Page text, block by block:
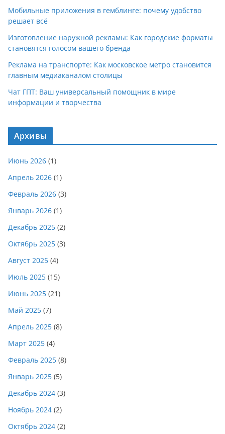
Мобильные приложения в гемблинге: почему удобство
решает всё
Изготовление наружной рекламы: Как городские форматы
становятся голосом вашего бренда
Реклама на транспорте: Как московское метро становится
главным медиаканалом столицы
Чат ГПТ: Ваш универсальный помощник в мире
информации и творчества
Архивы
Июнь 2026 (1)
Апрель 2026 (1)
Февраль 2026 (3)
Январь 2026 (1)
Декабрь 2025 (2)
Октябрь 2025 (3)
Август 2025 (4)
Июль 2025 (15)
Июнь 2025 (21)
Май 2025 (7)
Апрель 2025 (8)
Март 2025 (4)
Февраль 2025 (8)
Январь 2025 (5)
Декабрь 2024 (3)
Ноябрь 2024 (2)
Октябрь 2024 (2)